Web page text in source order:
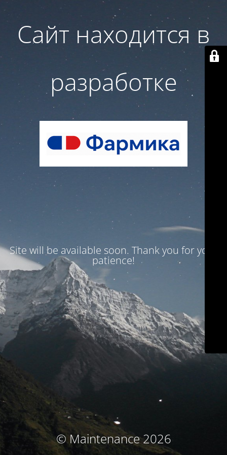
Сайт находится в
разработке
Site will be available soon. Thank you for your
patience!
© Maintenance 2026